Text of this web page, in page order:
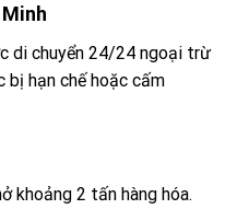
di chuyển 24/24 ngoại trừ
bị hạn chế hoặc cấm
khoảng 2 tấn hàng hóa.